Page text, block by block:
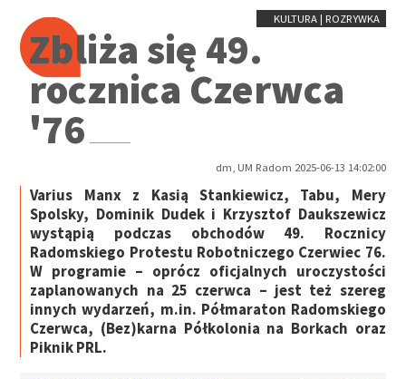
KULTURA | ROZRYWKA
Zbliża się 49.
rocznica Czerwca
'76
dm, UM Radom 2025-06-13 14:02:00
Varius Manx z Kasią Stankiewicz, Tabu, Mery
Spolsky, Dominik Dudek i Krzysztof Daukszewicz
wystąpią podczas obchodów 49. Rocznicy
Radomskiego Protestu Robotniczego Czerwiec 76.
W programie – oprócz oficjalnych uroczystości
zaplanowanych na 25 czerwca – jest też szereg
innych wydarzeń, m.in. Półmaraton Radomskiego
Czerwca, (Bez)karna Półkolonia na Borkach oraz
Piknik PRL.